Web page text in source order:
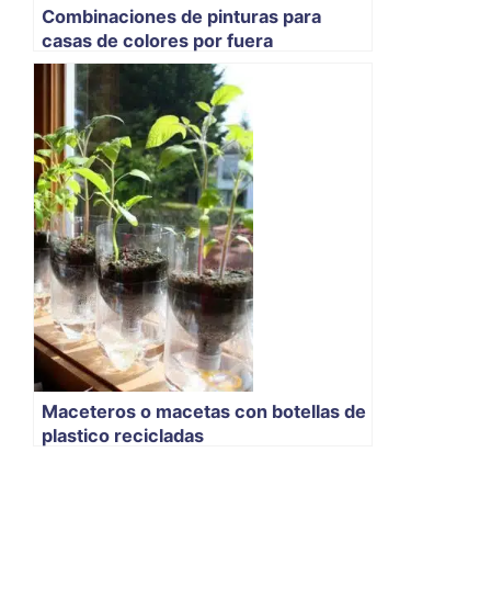
Combinaciones de pinturas para
casas de colores por fuera
Maceteros o macetas con botellas de
plastico recicladas